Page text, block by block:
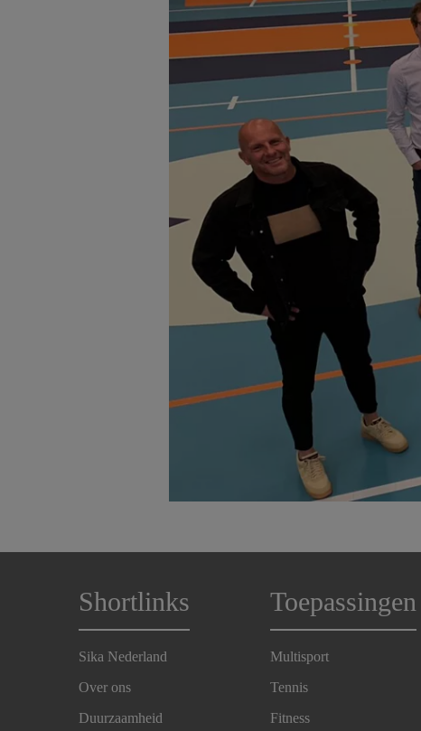
Shortlinks
Sika Nederland
Over ons
Duurzaamheid
Toepassingen
Multisport
Tennis
Fitness